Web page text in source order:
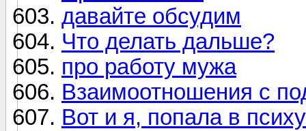
давайте обсудим
Что делать дальше?
про работу мужа
Взаимоотношения с
Вот и я, попала в